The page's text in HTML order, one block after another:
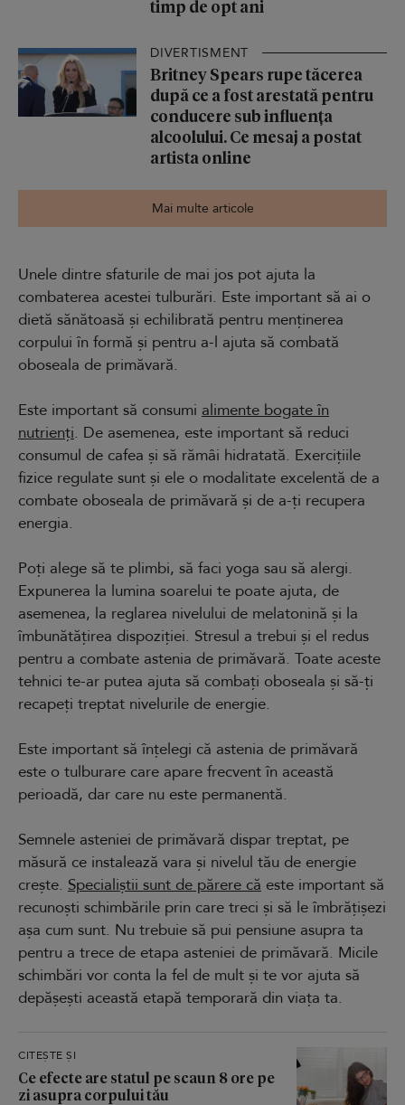
timp de opt ani
DIVERTISMENT
Britney Spears rupe tăcerea
după ce a fost arestată pentru
conducere sub influența
alcoolului. Ce mesaj a postat
artista online
Mai multe articole
Unele dintre sfaturile de mai jos pot ajuta la
combaterea acestei tulburări. Este important să ai o
dietă sănătoasă și echilibrată pentru menținerea
corpului în formă și pentru a-l ajuta să combată
oboseala de primăvară.
Este important să consumi alimente bogate în
nutrienți. De asemenea, este important să reduci
consumul de cafea și să rămâi hidratată. Exercițiile
fizice regulate sunt și ele o modalitate excelentă de a
combate oboseala de primăvară și de a-ți recupera
energia.
Poți alege să te plimbi, să faci yoga sau să alergi.
Expunerea la lumina soarelui te poate ajuta, de
asemenea, la reglarea nivelului de melatonină și la
îmbunătățirea dispoziției. Stresul a trebui și el redus
pentru a combate astenia de primăvară. Toate aceste
tehnici te-ar putea ajuta să combați oboseala și să-ți
recapeți treptat nivelurile de energie.
Este important să înțelegi că astenia de primăvară
este o tulburare care apare frecvent în această
perioadă, dar care nu este permanentă.
Semnele asteniei de primăvară dispar treptat, pe
măsură ce instalează vara și nivelul tău de energie
crește. Specialiștii sunt de părere că este important să
recunoști schimbările prin care treci și să le îmbrățișezi
așa cum sunt. Nu trebuie să pui pensiune asupra ta
pentru a trece de etapa asteniei de primăvară. Micile
schimbări vor conta la fel de mult și te vor ajuta să
depășești această etapă temporară din viața ta.
CITEȘTE ȘI
Ce efecte are statul pe scaun 8 ore pe
zi asupra corpului tău